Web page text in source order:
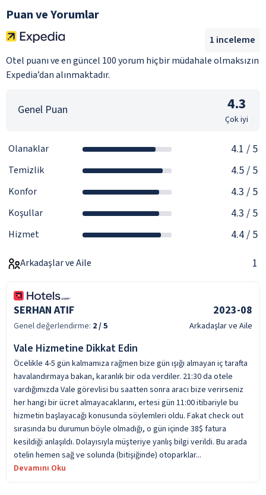
Puan ve Yorumlar
Otel puanı ve en güncel 100 yorum hiçbir müdahale olmaksızın
Expedia’dan alınmaktadır.
1 inceleme
Genel Puan 4.3
Çok iyi
Olanaklar 4.1 / 5
Temizlik 4.5/ 5
Konfor 4.3 / 5
Koşullar 4.3 / 5
Hizmet 4.4/ 5
Arkadaşlar ve Aile 1
SERHAN ATIF 2023-08
Genel değerlendirme: 2/ 5 Arkadaşlar ve Aile
Vale Hizmetine Dikkat Edin
Öcelikle 4-5 gün kalmamıza rağmen bize gün ışığı almayan iç tarafta
havalandırmaya bakan, karanlık bir oda verdiler. 21:30 da otele
vardığımızda Vale görevlisi bu saatten sonra aracı bize verirseniz
her hangi bir ücret almayacaklarını, ertesi gün 11:00 itibariyle bu
hizmetin başlayacağı konusunda söylemleri oldu. Fakat check out
sırasında bu durumun böyle olmadığı, o gün içinde 38$ fatura
kesildiği anlaşıldı. Dolayısıyla müşteriye yanlış bilgi verildi. Bu arada
otelin hemen sağ ve solunda (bitişiğinde) otoparklar...
Devamını Oku